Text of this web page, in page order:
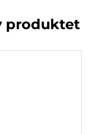
produktet